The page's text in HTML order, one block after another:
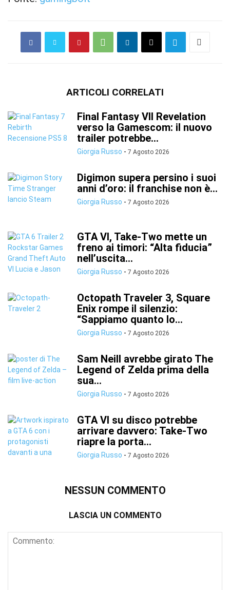
ARTICOLI CORRELATI
Final Fantasy VII Revelation
verso la Gamescom: il nuovo
trailer potrebbe...
Giorgia Russo - 7 Agosto 2026
Digimon supera persino i suoi
anni d’oro: il franchise non è...
Giorgia Russo - 7 Agosto 2026
GTA VI, Take-Two mette un
freno ai timori: “Alta fiducia”
nell’uscita...
Giorgia Russo - 7 Agosto 2026
Octopath Traveler 3, Square
Enix rompe il silenzio:
“Sappiamo quanto lo...
Giorgia Russo - 7 Agosto 2026
Sam Neill avrebbe girato The
Legend of Zelda prima della
sua...
Giorgia Russo - 7 Agosto 2026
GTA VI su disco potrebbe
arrivare davvero: Take-Two
riapre la porta...
Giorgia Russo - 7 Agosto 2026
NESSUN COMMENTO
LASCIA UN COMMENTO